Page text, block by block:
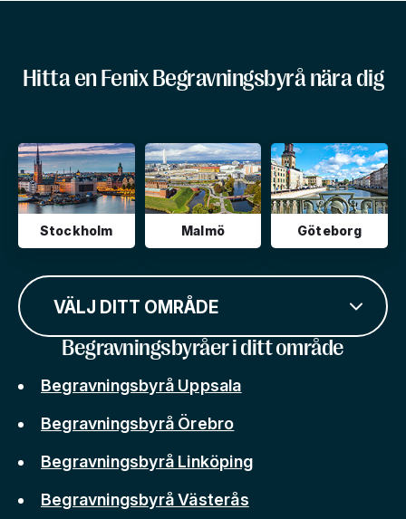
Hitta en Fenix Begravningsbyrå nära dig
Stockholm Malmö Göteborg
VÄLJ DITT OMRÅDE
Begravningsbyråer i ditt område
Begravningsbyrå Uppsala
Begravningsbyrå Örebro
Begravningsbyrå Linköping
Begravningsbyrå Västerås